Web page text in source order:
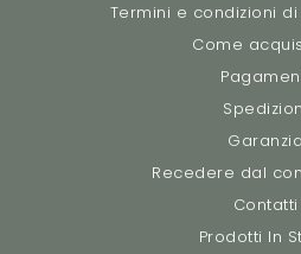
Termini e condizioni
Come
Garanzia
Recedere dal
Contatti
Prodotti In